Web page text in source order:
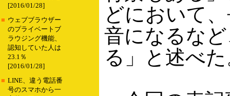
[2016/01/28]
■ ウェブブラウザー
のプライベートブ
ラウジング機能、
認知していた人は
23.1％
[2016/01/28]
■ LINE、違う電話番
号のスマホから一
どにおいて
音になるな
る」と述べ